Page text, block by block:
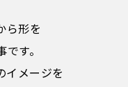
ら形を
す。
イメージを